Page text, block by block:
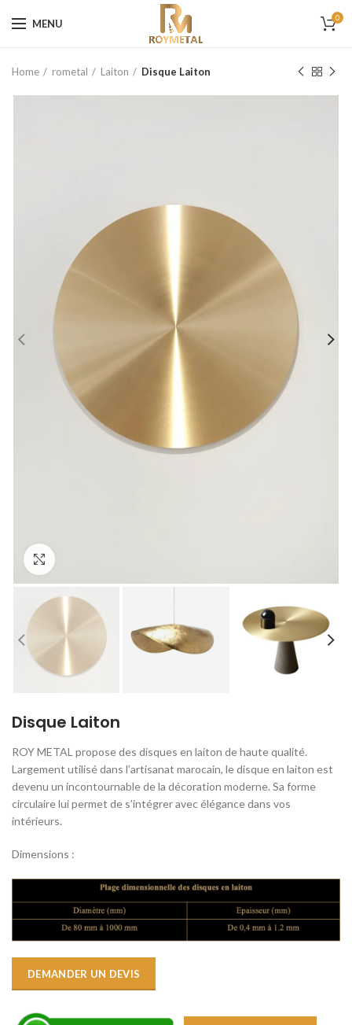
MENU 0
Home rometal Laiton Disque Laiton
Disque Laiton
ROY METAL propose des disques en laiton de haute qualité.
Largement utilisé dans l’artisanat marocain, le disque en laiton est
devenu un incontournable de la décoration moderne. Sa forme
circulaire lui permet de s’intégrer avec élégance dans vos
intérieurs.
Dimensions :
DEMANDER UN DEVIS